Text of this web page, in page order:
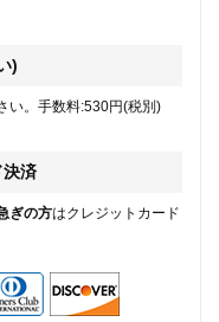
)
い。手数料:530円(税別)
決済
ぎの方はクレジットカード